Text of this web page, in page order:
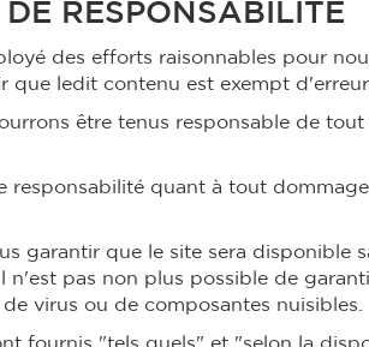
DE RESPONSABILITÉ
des efforts raisonnables pour
que ledit contenu est exempt
être tenus responsable de
responsabilité quant à tout
garantir que le site sera disponible
n'est pas non plus possible de
virus ou de composantes nuisibles.